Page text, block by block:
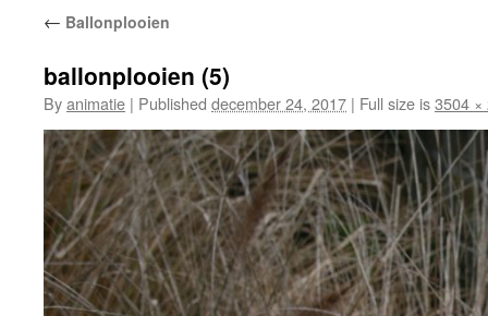
← Ballonplooien
ballonplooien (5)
Byanimatie | Published december 24, 2017 | Full size is3504 ×